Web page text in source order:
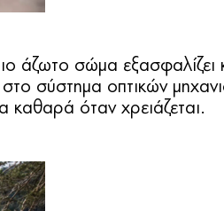
άζωτο σώμα εξασφαλίζει
σύστημα οπτικών
καθαρά όταν χρειάζεται.